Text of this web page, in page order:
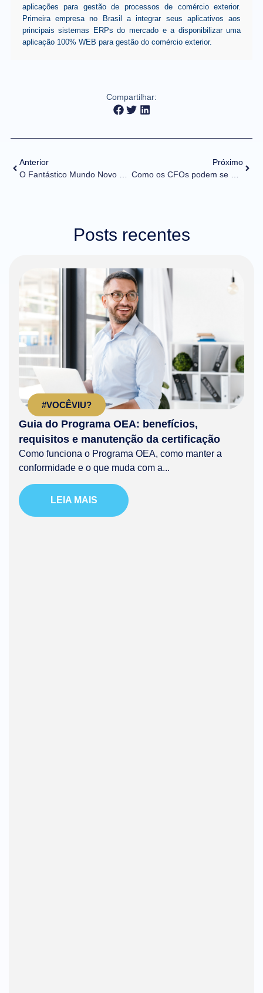
aplicações para gestão de processos de comércio exterior.
Primeira empresa no Brasil a integrar seus aplicativos aos
principais sistemas ERPs do mercado e a disponibilizar uma
aplicação 100% WEB para gestão do comércio exterior.
Compartilhar:
Anterior
Próximo
Posts recentes
#VOCÊVIU?
Guia do Programa OEA: benefícios,
requisitos e manutenção da certificação
Como funciona o Programa OEA, como manter a
conformidade e o que muda com a...
LEIA MAIS